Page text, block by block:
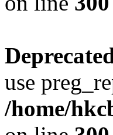
use
/home/